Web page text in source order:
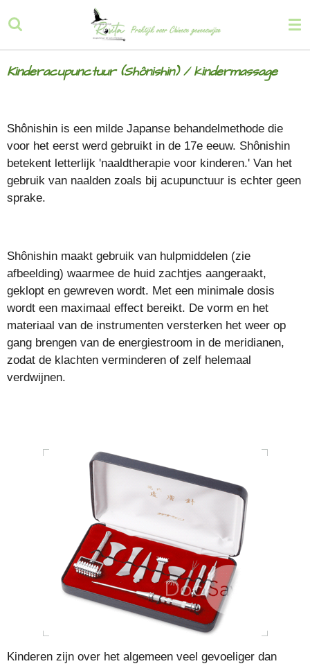
Ga
direct
de
hoofdinhoud
Kinderacupunctuur (Shônishin) / kindermassage
Shônishin is een milde Japanse behandelmethode die
voor het eerst werd gebruikt in de 17e eeuw. Shônishin
betekent letterlijk 'naaldtherapie voor kinderen.' Van het
gebruik van naalden zoals bij acupunctuur is echter geen
sprake.
Shônishin maakt gebruik van hulpmiddelen (zie
afbeelding) waarmee de huid zachtjes aangeraakt,
geklopt en gewreven wordt. Met een minimale dosis
wordt een maximaal effect bereikt. De vorm en het
materiaal van de instrumenten versterken het weer op
gang brengen van de energiestroom in de meridianen,
zodat de klachten verminderen of zelf helemaal
verdwijnen.
Kinderen zijn over het algemeen veel gevoeliger dan